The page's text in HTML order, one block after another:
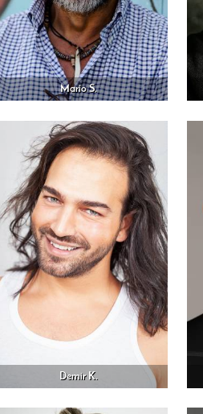
Mario S.
Demir K.